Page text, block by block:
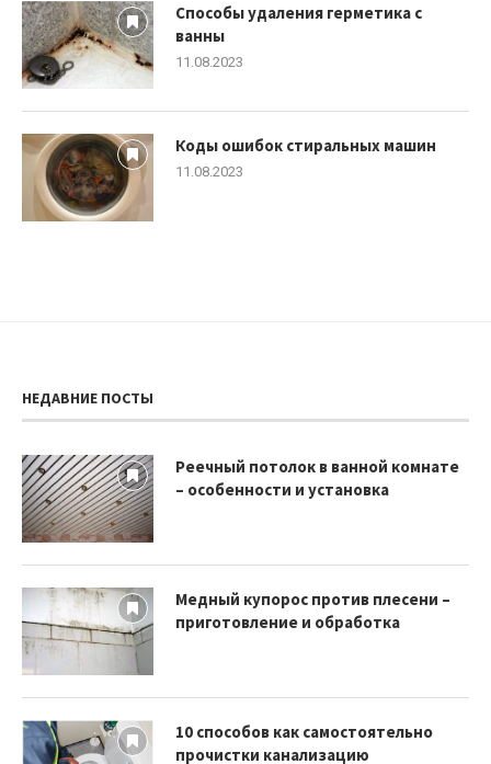
Способы удаления герметика с
ванны
11.08.2023
Коды ошибок стиральных машин
11.08.2023
НЕДАВНИЕ ПОСТЫ
Реечный потолок в ванной комнате
– особенности и установка
Медный купорос против плесени –
приготовление и обработка
10 способов как самостоятельно
прочистки канализацию